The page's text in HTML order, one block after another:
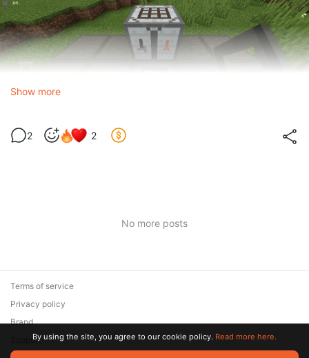
Show more
2 2
No more posts
Terms of service
Privacy policy
Brand
SupportBy using the site, you agree to our cookie policy. Read more here.